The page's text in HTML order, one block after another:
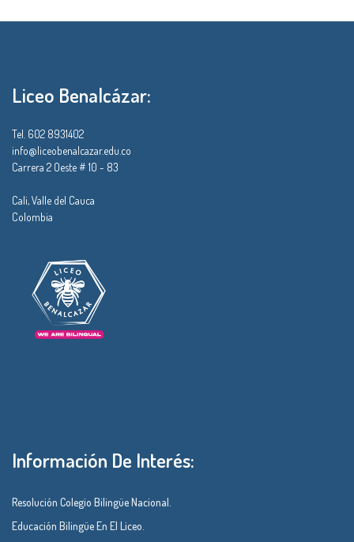
Liceo Benalcázar:
Tel. 602 8931402
info@liceobenalcazar.edu.co
Carrera 2 Oeste # 10 - 83
Cali, Valle del Cauca
Colombia
Información De Interés:
Resolución Colegio Bilingüe Nacional.
Educación Bilingüe En El Liceo.